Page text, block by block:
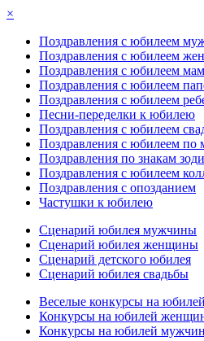
×
Поздравления с юбилеем
Поздравления с юбилеем
Поздравления с юбилеем
Поздравления с юбилеем
Поздравления с юбилеем
Песни-переделки к юбилею
Поздравления с юбилеем
Поздравления с юбилеем по
Поздравления по знакам
Поздравления с юбилеем
Поздравления с опозданием
Частушки к юбилею
Сценарий юбилея мужчины
Сценарий юбилея женщины
Сценарий детского юбилея
Сценарий юбилея свадьбы
Веселые конкурсы на юбилей
Конкурсы на юбилей
Конкурсы на юбилей